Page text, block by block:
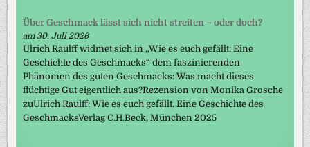
Über Geschmack lässt sich nicht streiten – oder doch?
am 30. Juli 2026
Ulrich Raulff widmet sich in „Wie es euch gefällt: Eine
Geschichte des Geschmacks“ dem faszinierenden
Phänomen des guten Geschmacks: Was macht dieses
flüchtige Gut eigentlich aus?Rezension von Monika Grosche
zuUlrich Raulff: Wie es euch gefällt. Eine Geschichte des
GeschmacksVerlag C.H.Beck, München 2025